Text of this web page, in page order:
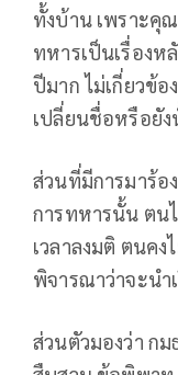
ทั้งบ้าน เพราะคุ
ทหารเป็นเรื่องห
ปีมาก ไม่เกี่ยวข้อ
เปลี่ยนชื่อหรือยั
ส่วนที่มีการมาร้อ
การทหารนั้น ตน
เวลาลงมติ ตนค
พิจารณาว่าจะนำ
ส่วนตัวมองว่า ก